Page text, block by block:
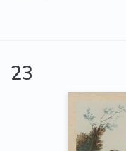
23